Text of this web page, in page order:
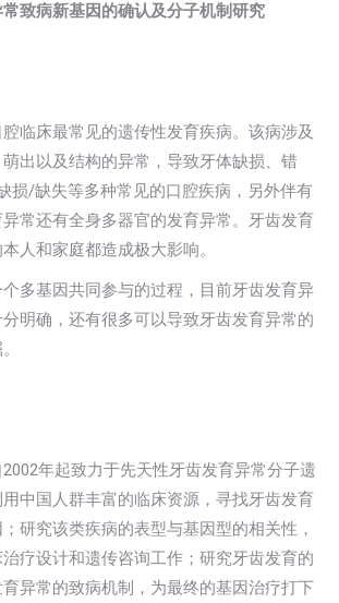
致病新基因的确认及分子机制研究
临床最常见的遗传性发育疾病。该病涉及
出以及结构的异常，导致牙体缺损、错
损/缺失等多种常见的口腔疾病，另外伴有
常还有全身多器官的发育异常。牙齿发育
人和家庭都造成极大影响。
多基因共同参与的过程，目前牙齿发育异
明确，还有很多可以导致牙齿发育异常的
年起致力于先天性牙齿发育异常分子遗
中国人群丰富的临床资源，寻找牙齿发育
研究该类疾病的表型与基因型的相关性，
疗设计和遗传咨询工作；研究牙齿发育的
异常的致病机制，为最终的基因治疗打下